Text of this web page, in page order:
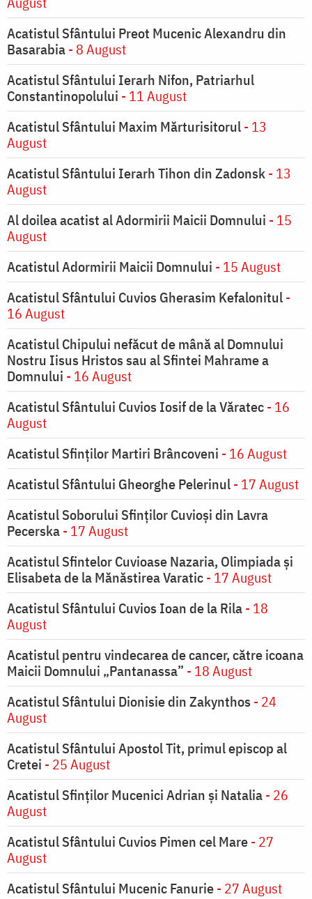
Acatistul Sfântului Preot Mucenic Alexandru din
Basarabia- 8 August
Acatistul Sfântului Ierarh Nifon, Patriarhul
Constantinopolului - 11 August
Acatistul Sfântului Maxim Mărturisitorul- 13
August
Acatistul Sfântului Ierarh Tihon din Zadonsk- 13
August
Al doilea acatist al Adormirii Maicii Domnului - 15
August
Acatistul Adormirii Maicii Domnului - 15 August
Acatistul Sfântului Cuvios Gherasim Kefalonitul-
16 August
Acatistul Chipului nefăcut de mână al Domnului
Nostru Iisus Hristos sau al Sfintei Mahrame a
Domnului - 16 August
Acatistul Sfântului Cuvios Iosif de la Văratec- 16
August
Acatistul Sfinților Martiri Brâncoveni - 16 August
Acatistul Sfântului Gheorghe Pelerinul- 17 August
Acatistul Soborului Sfinților Cuvioși din Lavra
Pecerska- 17 August
Acatistul Sfintelor Cuvioase Nazaria, Olimpiada și
Elisabeta de la Mănăstirea Varatic- 17 August
Acatistul Sfântului Cuvios Ioan de la Rila- 18
August
Acatistul pentru vindecarea de cancer, către icoana
Maicii Domnului „Pantanassa” - 18 August
Acatistul Sfântului Dionisie din Zakynthos - 24
August
Acatistul Sfântului Apostol Tit, primul episcop al
Cretei - 25 August
Acatistul Sfinților Mucenici Adrian și Natalia- 26
August
Acatistul Sfântului Cuvios Pimen cel Mare- 27
August
Acatistul Sfântului Mucenic Fanurie- 27 August